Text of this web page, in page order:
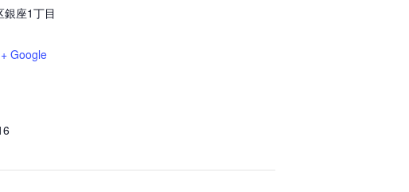
銀座1丁目
+ Google